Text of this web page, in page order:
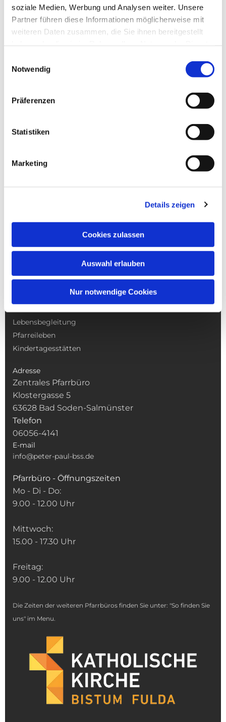
soziale Medien, Werbung und Analysen weiter. Unsere
Partner führen diese Informationen möglicherweise mit
weiteren Daten zusammen, die Sie ihnen bereitgestellt
Notwendig
Präferenzen
Statistiken
Marketing
Details zeigen
Cookies zulassen
Auswahl erlauben
Nur notwendige Cookies
NAVIGATION
Lebensbegleitung
Pfarreileben
Kindertagesstätten
Adresse
Zentrales Pfarrbüro
Klostergasse 5
63628 Bad Soden-Salmünster
Telefon
06056-4141
E-mail
info@peter-paul-bss.de
Pfarrbüro - Öffnungszeiten
Mo - Di - Do:
9.00 - 12.00 Uhr
Mittwoch:
15.00 - 17.30 Uhr
Freitag:
9.00 - 12.00 Uhr
Die Zeiten der weiteren Pfarrbüros finden Sie unter: "So finden Sie
uns" im Menu.